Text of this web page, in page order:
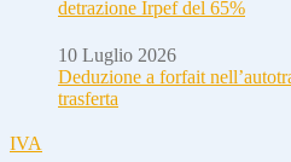
detrazione Irpef del 65%
10 Luglio 2026
Deduzione a forfait
trasferta
IVA